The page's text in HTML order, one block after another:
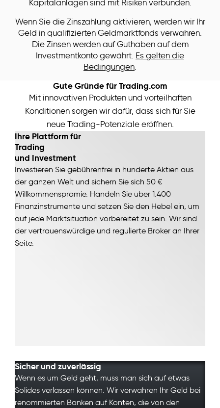
Kapitalanlagen sind mit Risiken verbunden.
Wenn Sie die Zinszahlung aktivieren, werden wir Ihr
Geld in qualifizierten Geldmarktfonds verwahren.
Die Zinsen werden auf Guthaben auf dem
Investmentkonto gewährt. Es gelten die
Bedingungen.
Gute Gründe für Trading.com
Mit innovativen Produkten und vorteilhaften
Konditionen sorgen wir dafür, dass sich für Sie
neue Trading-Potenziale eröffnen.
Ihre Plattform für
Trading
und Investment
Investieren Sie gebührenfrei in hunderte Aktien aus
der ganzen Welt und sichern Sie sich 50 €
Willkommensprämie. Handeln Sie über 1.400
Finanzinstrumente und setzen Sie den Hebel ein, um
auf jede Marktsituation vorbereitet zu sein. Wir sind
der vertrauenswürdige und regulierte Broker an Ihrer
Seite.
Sicher und zuverlässig
Wenn es um Geld geht, muss man sich auf etwas
Solides verlassen können. Wir verwahren Ihr Geld bei
renommierten Banken auf Konten, die von den